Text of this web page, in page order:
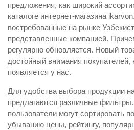
предложения, как широкий
каталоге интернет-магазина
востребованные на рынке
представленные компанией.
регулярно обновляется. Новый
достойный внимания покупателей,
появляется у нас.
Для удобства выбора продукции
предлагаются различные
пользователи могут сортировать
убыванию цены, рейтингу,